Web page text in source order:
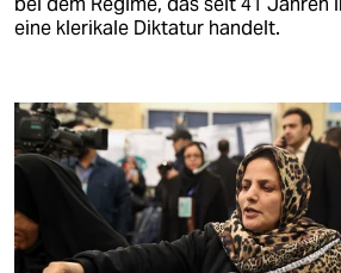
eine klerikale Diktatur handelt.